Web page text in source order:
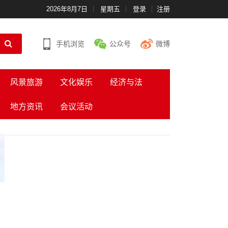
2026年8月7日 星期五 登录 注册
手机浏览 公众号 微博
风景旅游 文化娱乐 经济与法
地方资讯 会议活动